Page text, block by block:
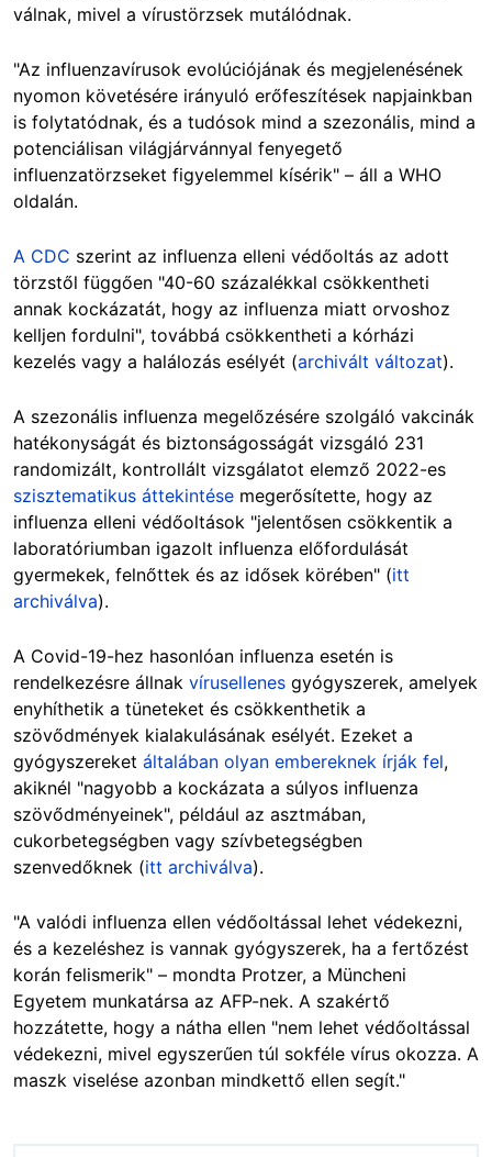
válnak, mivel a vírustörzsek mutálódnak.
"Az influenzavírusok evolúciójának és megjelenésének
nyomon követésére irányuló erőfeszítések napjainkban
is folytatódnak, és a tudósok mind a szezonális, mind a
potenciálisan világjárvánnyal fenyegető
influenzatörzseket figyelemmel kísérik" – áll a WHO
oldalán.
A CDC szerint az influenza elleni védőoltás az adott
törzstől függően "40-60 százalékkal csökkentheti
annak kockázatát, hogy az influenza miatt orvoshoz
kelljen fordulni", továbbá csökkentheti a kórházi
kezelés vagy a halálozás esélyét (archivált változat).
A szezonális influenza megelőzésére szolgáló vakcinák
hatékonyságát és biztonságosságát vizsgáló 231
randomizált, kontrollált vizsgálatot elemző 2022-es
szisztematikus áttekintése megerősítette, hogy az
influenza elleni védőoltások "jelentősen csökkentik a
laboratóriumban igazolt influenza előfordulását
gyermekek, felnőttek és az idősek körében" (itt
archiválva).
A Covid-19-hez hasonlóan influenza esetén is
rendelkezésre állnak vírusellenes gyógyszerek, amelyek
enyhíthetik a tüneteket és csökkenthetik a
szövődmények kialakulásának esélyét. Ezeket a
gyógyszereket általában olyan embereknek írják fel,
akiknél "nagyobb a kockázata a súlyos influenza
szövődményeinek", például az asztmában,
cukorbetegségben vagy szívbetegségben
szenvedőknek (itt archiválva).
"A valódi influenza ellen védőoltással lehet védekezni,
és a kezeléshez is vannak gyógyszerek, ha a fertőzést
korán felismerik" – mondta Protzer, a Müncheni
Egyetem munkatársa az AFP-nek. A szakértő
hozzátette, hogy a nátha ellen "nem lehet védőoltással
védekezni, mivel egyszerűen túl sokféle vírus okozza. A
maszk viselése azonban mindkettő ellen segít."